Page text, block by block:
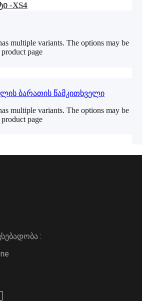
-XS4
multiple variants. The options may be
page
multiple variants. The options may be
page
: